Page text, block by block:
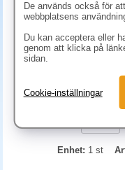
Enhet: 1 st
De används också för
webbplatsens
Du kan acceptera eller
genom att klicka på
sidan.
Cookie-inställningar